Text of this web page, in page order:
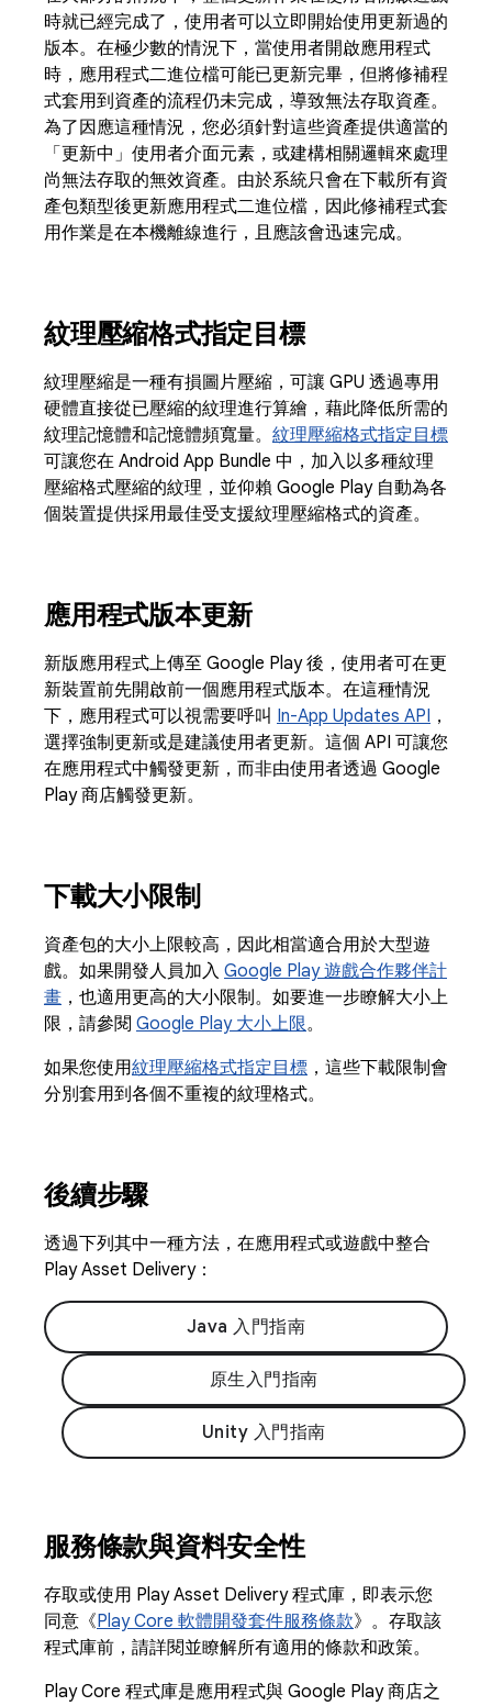
時就已經完成了，使用者可以立即開始使用更新過的
版本。在極少數的情況下，當使用者開啟應用程式
時，應用程式二進位檔可能已更新完畢，但將修補程
式套用到資產的流程仍未完成，導致無法存取資產。
為了因應這種情況，您必須針對這些資產提供適當的
「更新中」使用者介面元素，或建構相關邏輯來處理
尚無法存取的無效資產。由於系統只會在下載所有資
產包類型後更新應用程式二進位檔，因此修補程式套
用作業是在本機離線進行，且應該會迅速完成。
紋理壓縮格式指定目標
紋理壓縮是一種有損圖片壓縮，可讓 GPU 透過專用
硬體直接從已壓縮的紋理進行算繪，藉此降低所需的
紋理記憶體和記憶體頻寬量。 紋理壓縮格式指定目標
可讓您在 Android App Bundle 中，加入以多種紋理
壓縮格式壓縮的紋理，並仰賴 Google Play 自動為各
個裝置提供採用最佳受支援紋理壓縮格式的資產。
應用程式版本更新
新版應用程式上傳至 Google Play 後，使用者可在更
新裝置前先開啟前一個應用程式版本。在這種情況
下，應用程式可以視需要呼叫 In-App Updates API ，
選擇強制更新或是建議使用者更新。這個 API 可讓您
在應用程式中觸發更新，而非由使用者透過 Google
Play 商店觸發更新。
下載大小限制
資產包的大小上限較高，因此相當適合用於大型遊
戲。如果開發人員加入 Google Play 遊戲合作夥伴計
畫 ，也適用更高的大小限制。如要進一步瞭解大小上
限，請參閱 Google Play 大小上限。
如果您使用紋理壓縮格式指定目標 ，這些下載限制會
分別套用到各個不重複的紋理格式。
後續步驟
透過下列其中一種方法，在應用程式或遊戲中整合
Play Asset Delivery：
Java 入門指南
原生入門指南
Unity 入門指南
服務條款與資料安全性
存取或使用 Play Asset Delivery 程式庫，即表示您
同意《Play Core 軟體開發套件服務條款》。存取該
程式庫前，請詳閱並瞭解所有適用的條款和政策。
Play Core 程式庫是應用程式與 Google Play 商店之